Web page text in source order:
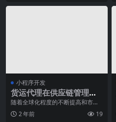
小程序开发
货运代理在供应链管理中
的关键作用
随着全球化程度的不断提高和市场
竞争的加剧，企业在供应链管理中
面临着越来越复杂的挑
2 年前 19